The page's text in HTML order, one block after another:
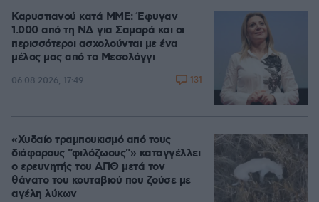
Καρυστιανού κατά ΜΜΕ: Έφυγαν
1.000 από τη ΝΔ για Σαμαρά και οι
περισσότεροι ασχολούνται με ένα
μέλος μας από το Μεσολόγγι
06.08.2026, 17:49 131
«Χυδαίο τραμπουκισμό από τους
διάφορους "φιλόζωους"» καταγγέλλει
ο ερευνητής του ΑΠΘ μετά τον
θάνατο του κουταβιού που ζούσε με
αγέλη λύκων